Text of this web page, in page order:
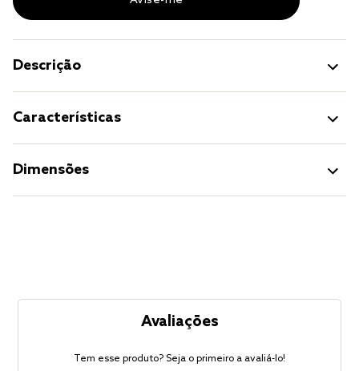
Descrição
Características
Dimensões
Avaliações
Tem esse produto? Seja o primeiro a avaliá-lo!